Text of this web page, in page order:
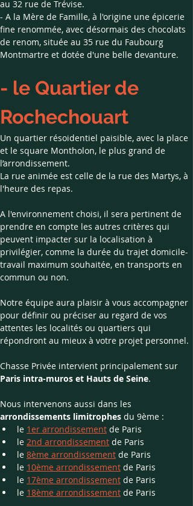
au 32 rue de Trévise.
- A la Mère de Famille, à l'origine une épicerie
fine renommée, avec désormais des chocolats
de renom, située au 35 rue du Faubourg
Montmartre et dotée d'une belle devanture.
- le Quartier de
Rochechouart
Un quartier résoidentiel paisible, avec la place
et le square Montholon, le plus grand de
l’arrondissement.
La rue animée est celle de la rue des Martys, à
l'heure des repas.
A l'environnement choisi, il sera pertinent de
prendre en compte les autres critères qui
peuvent impacter sur la localisation à
privilégier, comme la durée du trajet domicile-
travail maximum souhaitée, en transports en
commun ou non. ​
Notre équipe aura plaisir à vous accompagner
pour définir ou préciser au regard de vos
attentes les localités ou quartiers qui
répondront au mieux à votre projet personnel.
Chasse Privée intervient principalement sur
Paris intra-muros et Hauts de Seine.
Nous intervenons aussi dans les
arrondissements limitrophes du 9ème :
le 1er arrondissement de Paris
le 2nd arrondissement de Paris
le 8ème arrondissement de Paris
le 10ème arrondissement de Paris
le 17ème arrondissement de Paris
le 18ème arrondissement de Paris